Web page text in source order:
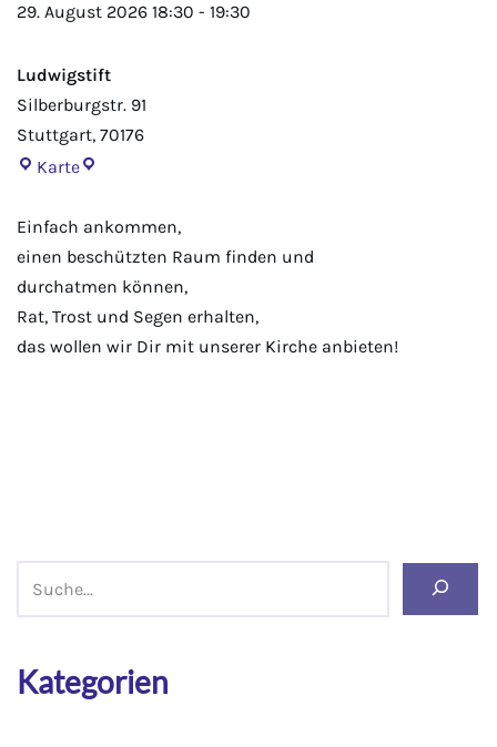
29. August 2026 18:30 - 19:30
Ludwigstift
Silberburgstr. 91
Stuttgart, 70176
Karte
Einfach ankommen,
einen beschützten Raum finden und
durchatmen können,
Rat, Trost und Segen erhalten,
das wollen wir Dir mit unserer Kirche anbieten!
Kategorien